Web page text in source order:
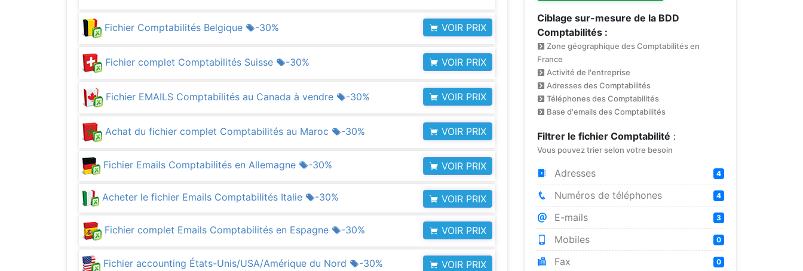
Fichier Comptabilités Belgique -30% VOIR PRIX
Fichier complet Comptabilités Suisse -30% VOIR PRIX
Fichier EMAILS Comptabilités au Canada à vendre -30% VOIR PRIX
Achat du fichier complet Comptabilités au Maroc -30% VOIR PRIX
Fichier Emails Comptabilités en Allemagne -30% VOIR PRIX
Acheter le fichier Emails Comptabilités Italie -30% VOIR PRIX
Fichier complet Emails Comptabilités en Espagne -30% VOIR PRIX
Fichier accounting États-Unis/USA/Amérique du Nord -30% VOIR PRIX
Ciblage sur-mesure de la BDD
Comptabilités :
Zone géographique des Comptabilités en
France
Activité de l'entreprise
Adresses des Comptabilités
Téléphones des Comptabilités
Base d'emails des Comptabilités
Filtrer le fichier Comptabilité :
Vous pouvez trier selon votre besoin
Adresses 4
Numéros de téléphones 4
E-mails 3
Mobiles 0
Fax 0